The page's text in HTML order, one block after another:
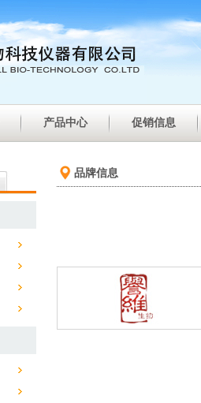
产品中心 促销信息
品牌信息